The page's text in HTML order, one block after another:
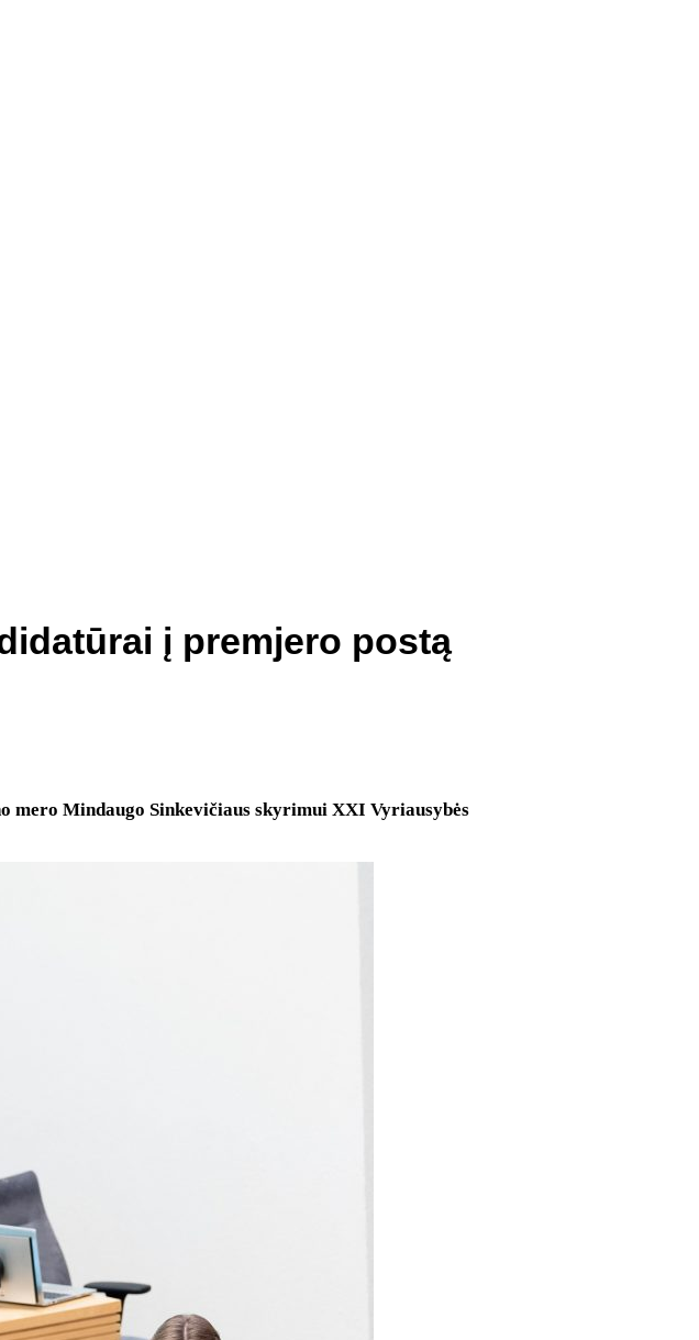
į premjero postą
Mindaugo Sinkevičiaus skyrimui XXI Vyriausybės